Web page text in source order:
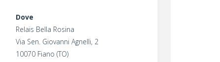
Dove
Relais Bella Rosina
Via Sen. Giovanni Agnelli, 2
10070 Fiano (TO)